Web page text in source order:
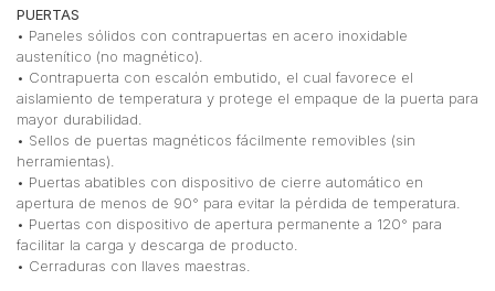
PUERTAS
• Paneles sólidos con contrapuertas en acero inoxidable
austenítico (no magnético).
• Contrapuerta con escalón embutido, el cual favorece el
aislamiento de temperatura y protege el empaque de la puerta para
mayor durabilidad.
• Sellos de puertas magnéticos fácilmente removibles (sin
herramientas).
• Puertas abatibles con dispositivo de cierre automático en
apertura de menos de 90° para evitar la pérdida de temperatura.
• Puertas con dispositivo de apertura permanente a 120° para
facilitar la carga y descarga de producto.
• Cerraduras con llaves maestras.